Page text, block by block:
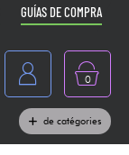
GUÍAS DE COMPRA
0
de catégories